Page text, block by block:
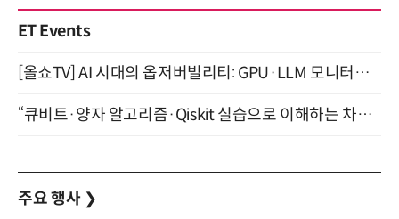
ET Events
[올쇼TV] AI 시대의 옵저버빌리티: GPU·LLM 모니터링부터 AI 기반 장애 대응까지 (8/11 생방송)
“큐비트·양자 알고리즘·Qiskit 실습으로 이해하는 차세대 컴퓨팅” (8/28)
주요 행사 ❯